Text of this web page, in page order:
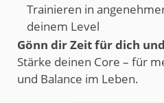
Trainieren in
deinem Level
Gönn dir Zeit für dich
Stärke deinen Core – für
und Balance im Leben.